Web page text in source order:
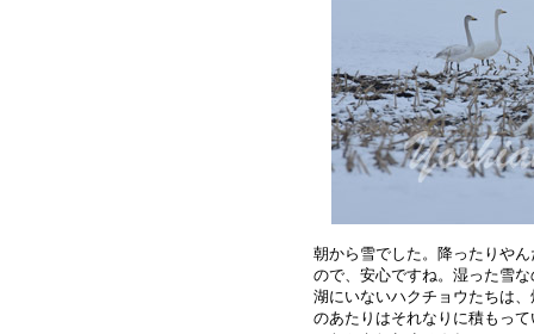
朝から雪でした。降ったりや
ので、安心ですね。湿った雪
湖にいないハクチョウたちは
のあたりはそれなりに積もっ